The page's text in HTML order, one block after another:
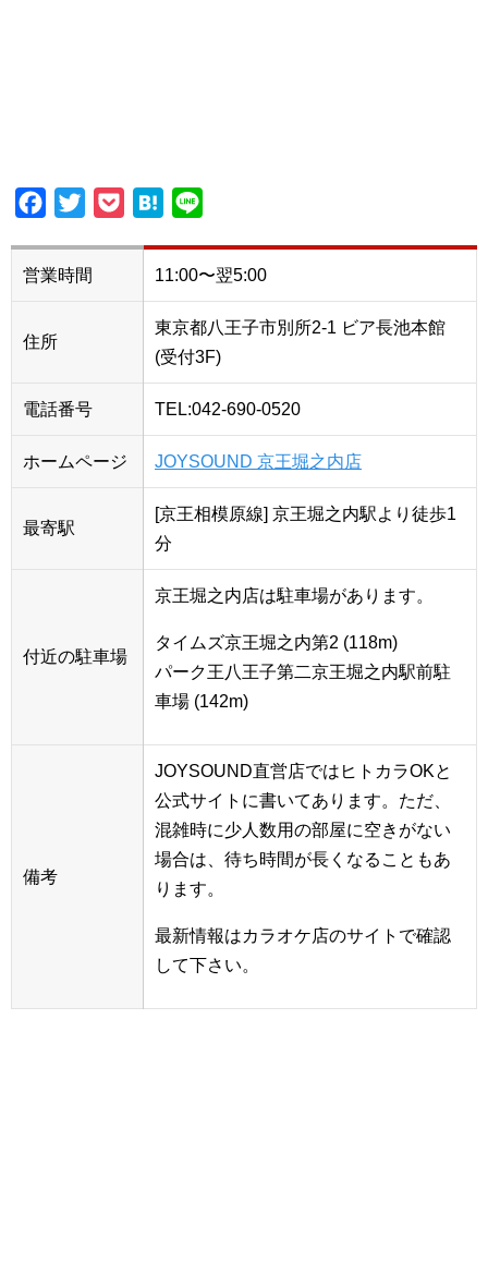
Facebook
Twitter PocketHatena
営業時間 11:00〜翌5:00
住所
東京都八王子市別所2-1 ビア長池本館
(受付3F)
電話番号 TEL:042-690-0520
ホームページ JOYSOUND 京王堀之内店
最寄駅
[京王相模原線] 京王堀之内駅より徒歩1
分
付近の駐車場
京王堀之内店は駐車場があります。
タイムズ京王堀之内第2 (118m)
パーク王八王子第二京王堀之内駅前駐
車場 (142m)
備考
JOYSOUND直営店ではヒトカラOKと
公式サイトに書いてあります。ただ、
混雑時に少人数用の部屋に空きがない
場合は、待ち時間が長くなることもあ
ります。
最新情報はカラオケ店のサイトで確認
して下さい。